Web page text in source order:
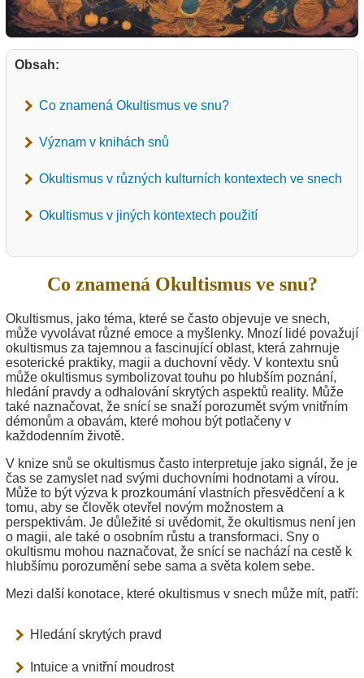
Obsah:
Co znamená Okultismus ve snu?
Význam v knihách snů
Okultismus v různých kulturních kontextech ve snech
Okultismus v jiných kontextech použití
Co znamená Okultismus ve snu?
Okultismus, jako téma, které se často objevuje ve snech,
může vyvolávat různé emoce a myšlenky. Mnozí lidé považují
okultismus za tajemnou a fascinující oblast, která zahrnuje
esoterické praktiky, magii a duchovní vědy. V kontextu snů
může okultismus symbolizovat touhu po hlubším poznání,
hledání pravdy a odhalování skrytých aspektů reality. Může
také naznačovat, že snící se snaží porozumět svým vnitřním
démonům a obavám, které mohou být potlačeny v
každodenním životě.
V knize snů se okultismus často interpretuje jako signál, že je
čas se zamyslet nad svými duchovními hodnotami a vírou.
Může to být výzva k prozkoumání vlastních přesvědčení a k
tomu, aby se člověk otevřel novým možnostem a
perspektivám. Je důležité si uvědomit, že okultismus není jen
o magii, ale také o osobním růstu a transformaci. Sny o
okultismu mohou naznačovat, že snící se nachází na cestě k
hlubšímu porozumění sebe sama a světa kolem sebe.
Mezi další konotace, které okultismus v snech může mít, patří:
Hledání skrytých pravd
Intuice a vnitřní moudrost